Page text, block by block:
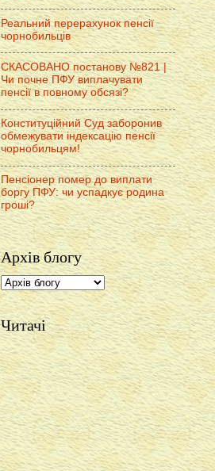
Реальний перерахунок пенсії
чорнобильців
СКАСОВАНО постанову №821 |
Чи почне ПФУ виплачувати
пенсії в повному обсязі?
Конституційний Суд заборонив
обмежувати індексацію пенсії
чорнобильцям!
Пенсіонер помер до виплати
боргу ПФУ: чи успадкує родина
гроші?
Архів блогу
Читачі